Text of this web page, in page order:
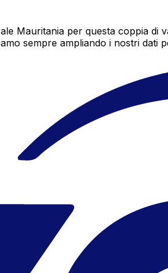
Mauritania per questa coppia
sempre ampliando i nostri dati